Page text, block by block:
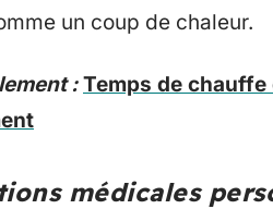
un coup de chaleur.
: Temps de
médicales